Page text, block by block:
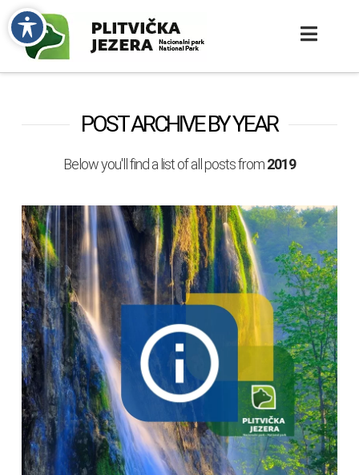
POST ARCHIVE BY YEAR
Below you'll find a list of all posts from2019